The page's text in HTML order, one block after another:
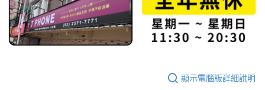
顯示電腦版詳細說明